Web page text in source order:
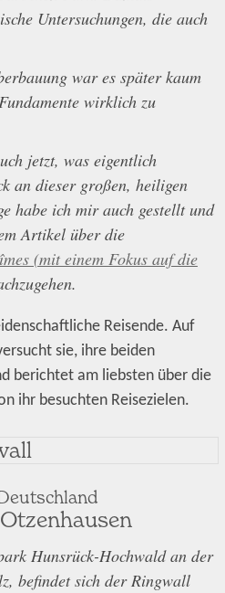
Untersuchungen, die auch
war es später kaum
wirklich zu
jetzt, was eigentlich
an dieser großen, heiligen
habe ich mir auch gestellt und
Artikel über die
(mit einem Fokus auf die
Reisende. Auf
sie, ihre beiden
berichtet am liebsten über die
ihr besuchten Reisezielen.
Hunsrück-Hochwald an der
befindet sich der Ringwall